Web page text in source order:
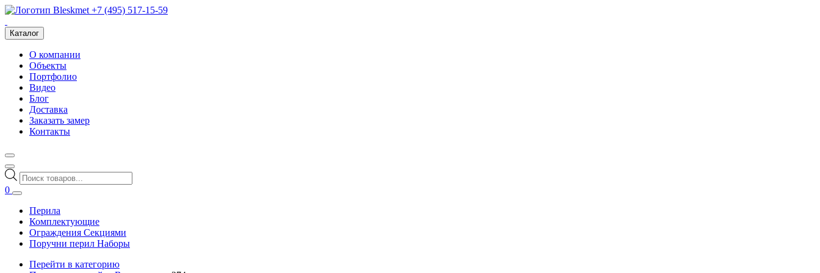
+7 (495) 517-15-59
Каталог
О компании
Объекты
Портфолио
Видео
Блог
Доставка
Заказать замер
Контакты
Поиск
товаров
0
Перила
Комплектующие
Ограждения Секциями
Поручни перил Наборы
Перейти в категорию